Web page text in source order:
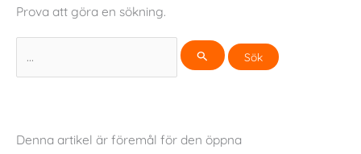
Prova att göra en sökning.
efter:
Denna artikel är föremål för den öppna